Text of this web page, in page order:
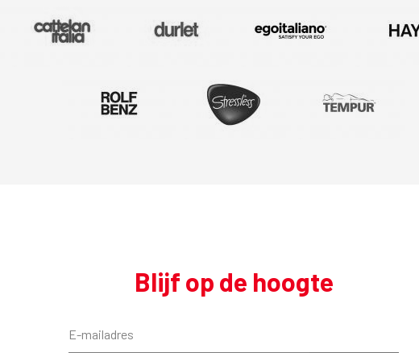
Blijf op de hoogte